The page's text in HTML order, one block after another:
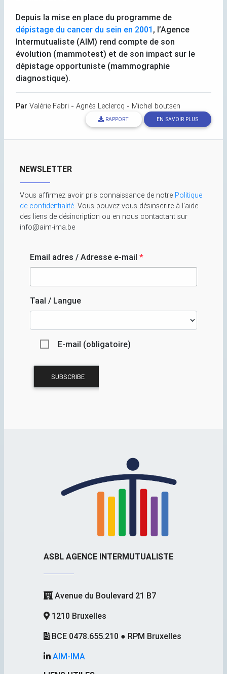
Depuis la mise en place du programme de
dépistage du cancer du sein en 2001 , l’Agence
Intermutualiste (AIM) rend compte de son
évolution (mammotest) et de son impact sur le
dépistage opportuniste (mammographie
diagnostique).
Par Valérie Fabri - Agnès Leclercq - Michel boutsen
RAPPORT EN SAVOIR PLUS
NEWSLETTER
Vous affirmez avoir pris connaissance de notre Politique
de confidentialité. Vous pouvez vous désinscrire à l'aide
des liens de désincription ou en nous contactant sur
info@aim-ima.be
Email adres / Adresse e-mail *
Taal / Langue
E-mail (obligatoire)
ASBL AGENCE INTERMUTUALISTE
Avenue du Boulevard 21 B7
1210 Bruxelles
BCE 0478.655.210 ● RPM Bruxelles
AIM-IMA